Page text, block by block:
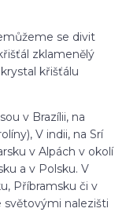
se divit
zklamenělý
křišťálu
v Brazílii, na
V indii, na Srí
v Alpách v okolí
a v Polsku. V
Příbramsku či v
světovými nalezišti